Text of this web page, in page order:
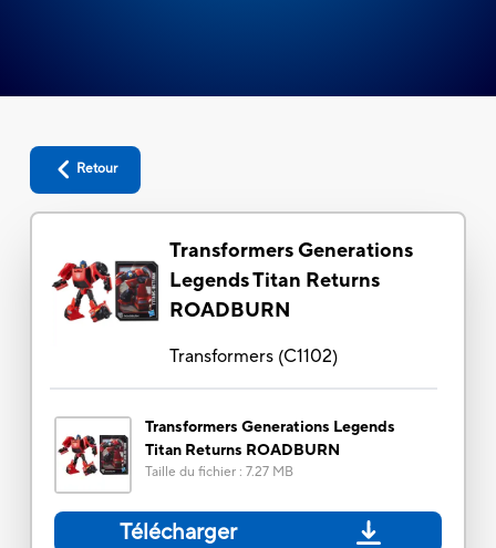
Retour
Transformers Generations
Legends Titan Returns
ROADBURN
Transformers(C1102)
Transformers Generations Legends
Titan Returns ROADBURN
Taille du fichier: 7.27 MB
Télécharger